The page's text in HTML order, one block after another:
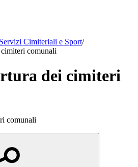
Cimiteriali e Sport/
comunali
dei cimiteri
comunali